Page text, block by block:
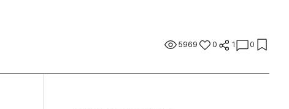
5969 0 1 0